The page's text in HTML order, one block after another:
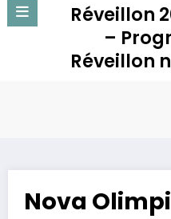
Réveillon
–
Réveillon
Nova